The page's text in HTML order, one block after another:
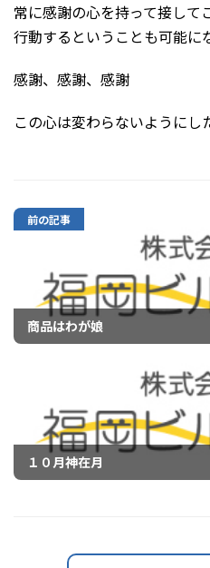
常に感謝の心を持って接して
行動するということも可能に
感謝、感謝、感謝
この心は変わらないようにし
前の記事
商品はわが娘
１０月神在月